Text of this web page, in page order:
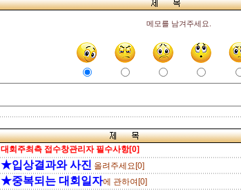
메모를 남겨주세요.
대회주최측 접수창관리자 필수사항[0]
★입상결과와 사진 올려주세요[0]
★중복되는 대회일자에 관하여[0]